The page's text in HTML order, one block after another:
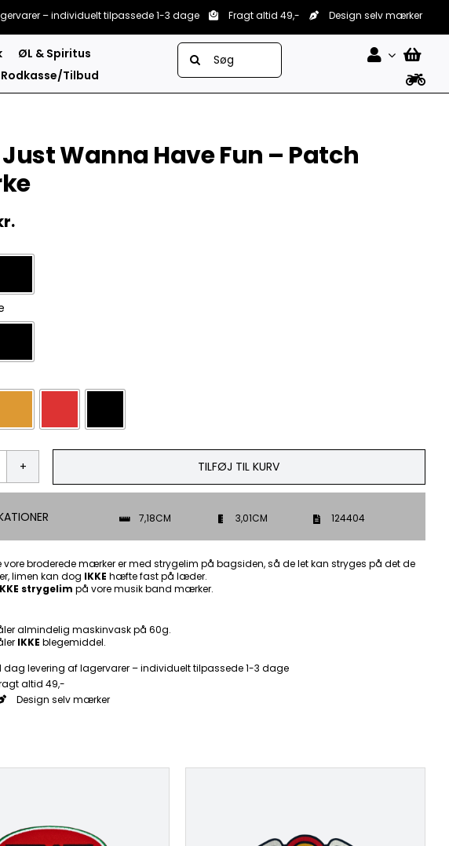
– individuelt tilpassede 1-3 dage Fragt altid 49,- Design selv mærker
ØL & Spiritus
Rodkasse/Tilbud
Søg
efter:
Wanna Have Fun – Patch
TILFØJ TIL KURV
7,18CM 3,01CM 124404
broderede mærker er med strygelim på bagsiden, så de let kan stryges på det de
limen kan dog IKKE hæfte fast på læder.
strygelim på vore musik band mærker.
almindelig maskinvask på 60g.
IKKE blegemiddel.
dag levering af lagervarer – individuelt tilpassede 1-3 dage
altid 49,-
Design selv mærker